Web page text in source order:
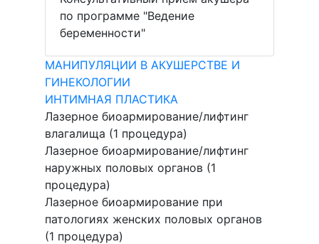
по программе "Ведение
беременности"
МАНИПУЛЯЦИИ В АКУШЕРСТВЕ И
ГИНЕКОЛОГИИ
ИНТИМНАЯ ПЛАСТИКА
Лазерное биоармирование/лифтинг
влагалища (1 процедура)
Лазерное биоармирование/лифтинг
наружных половых органов (1
процедура)
Лазерное биоармирование при
патологиях женских половых органов
(1 процедура)